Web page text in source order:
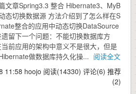
文章Spring3.3 整合 Hibernate3、MyB
态切换数据源 方法介绍到了怎么样在S
整合的应用中动态切换DataSource
留下一个问题：不能切换数据库方
前应用的架构中意义不是很大，但是
做数据库持久化操... 阅读全文
11:58 hoojo 阅读(14330) 评论(6) 推荐
(2)